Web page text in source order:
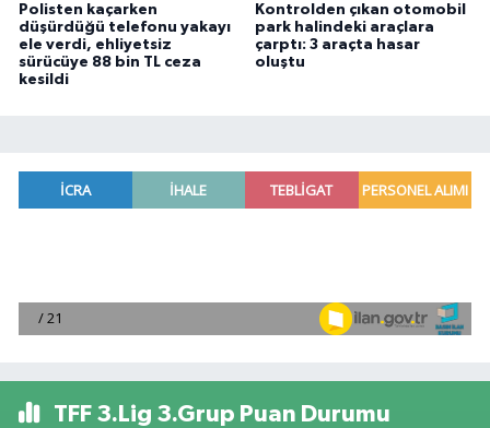
Polisten kaçarken
düşürdüğü telefonu yakayı
ele verdi, ehliyetsiz
sürücüye 88 bin TL ceza
kesildi
Kontrolden çıkan otomobil
park halindeki araçlara
çarptı: 3 araçta hasar
oluştu
TFF 3.Lig 3.Grup Puan Durumu